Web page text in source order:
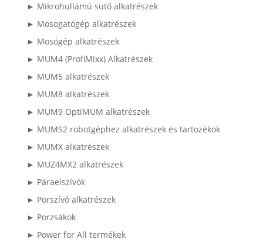
► Mikrohullámú sütő alkatrészek
► Mosogatógép alkatrészek
► Mosógép alkatrészek
► MUM4 (ProfiMixx) Alkatrészek
► MUM5 alkatrészek
► MUM8 alkatrészek
► MUM9 OptiMUM alkatrészek
► MUMS2 robotgéphez alkatrészek és tartozékok
► MUMX alkatrészek
► MUZ4MX2 alkatrészek
► Páraelszívók
► Porszívó alkatrészek
► Porzsákok
► Power for All termékek